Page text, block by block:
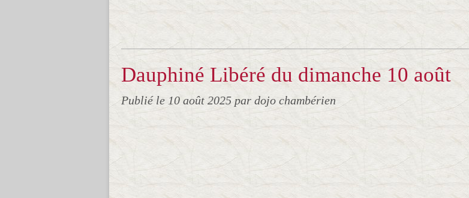
Dauphiné Libéré du dimanche 10 août
Publié le 10 août 2025par dojo chambérien